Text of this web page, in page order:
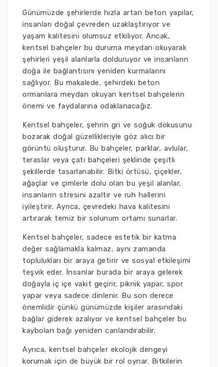
Günümüzde şehirlerde hızla artan beton yapılar,
insanları doğal çevreden uzaklaştırıyor ve
yaşam kalitesini olumsuz etkiliyor. Ancak,
kentsel bahçeler bu duruma meydan okuyarak
şehirleri yeşil alanlarla dolduruyor ve insanların
doğa ile bağlantısını yeniden kurmalarını
sağlıyor. Bu makalede, şehirdeki beton
ormanlara meydan okuyan kentsel bahçelerin
önemi ve faydalarına odaklanacağız.
Kentsel bahçeler, şehrin gri ve soğuk dokusunu
bozarak doğal güzellikleriyle göz alıcı bir
görüntü oluşturur. Bu bahçeler, parklar, avlular,
teraslar veya çatı bahçeleri şeklinde çeşitli
şekillerde tasarlanabilir. Bitki örtüsü, çiçekler,
ağaçlar ve çimlerle dolu olan bu yeşil alanlar,
insanların stresini azaltır ve ruh hallerini
iyileştirir. Ayrıca, çevredeki hava kalitesini
artırarak temiz bir solunum ortamı sunarlar.
Kentsel bahçeler, sadece estetik bir katma
değer sağlamakla kalmaz, aynı zamanda
toplulukları bir araya getirir ve sosyal etkileşimi
teşvik eder. İnsanlar burada bir araya gelerek
doğayla iç içe vakit geçirir, piknik yapar, spor
yapar veya sadece dinlenir. Bu son derece
önemlidir çünkü günümüzde kişiler arasındaki
bağlar giderek azalıyor ve kentsel bahçeler bu
kaybolan bağı yeniden canlandırabilir.
Ayrıca, kentsel bahçeler ekolojik dengeyi
korumak için de büyük bir rol oynar. Bitkilerin